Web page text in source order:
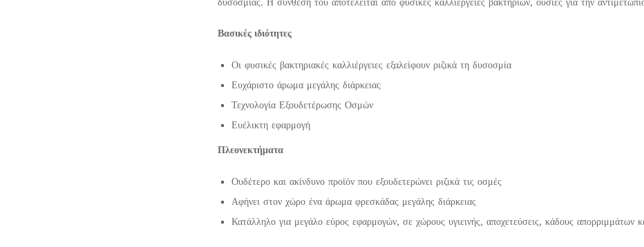
Βασικές ιδιότητες
Οι φυσικές βακτηριακές καλλιέργειες εξαλείφουν ριζικά τη δυσοσμία
Ευχάριστο άρωμα μεγάλης διάρκειας
Τεχνολογία Εξουδετέρωσης Οσμών
Ευέλικτη εφαρμογή
Πλεονεκτήματα
Ουδέτερο και ακίνδυνο προϊόν που εξουδετερώνει ριζικά τις οσμές
Αφήνει στον χώρο ένα άρωμα φρεσκάδας μεγάλης διάρκειας
Κατάλληλο για μεγάλο εύρος εφαρμογών, σε χώρους υγιεινής, αποχετεύσεις, κάδους απορριμμάτων